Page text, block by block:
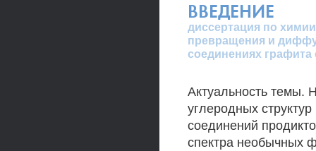
ВВЕДЕНИЕ
диссертация по
превращения и
соединениях графита
Актуальность темы.
углеродных
соединений
спектра необычных